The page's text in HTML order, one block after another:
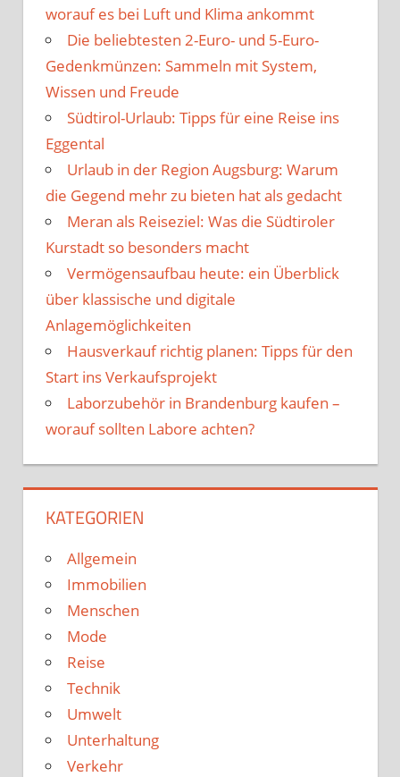
worauf es bei Luft und Klima ankommt
Die beliebtesten 2-Euro- und 5-Euro-
Gedenkmünzen: Sammeln mit System,
Wissen und Freude
Südtirol-Urlaub: Tipps für eine Reise ins
Eggental
Urlaub in der Region Augsburg: Warum
die Gegend mehr zu bieten hat als gedacht
Meran als Reiseziel: Was die Südtiroler
Kurstadt so besonders macht
Vermögensaufbau heute: ein Überblick
über klassische und digitale
Anlagemöglichkeiten
Hausverkauf richtig planen: Tipps für den
Start ins Verkaufsprojekt
Laborzubehör in Brandenburg kaufen –
worauf sollten Labore achten?
KATEGORIEN
Allgemein
Immobilien
Menschen
Mode
Reise
Technik
Umwelt
Unterhaltung
Verkehr